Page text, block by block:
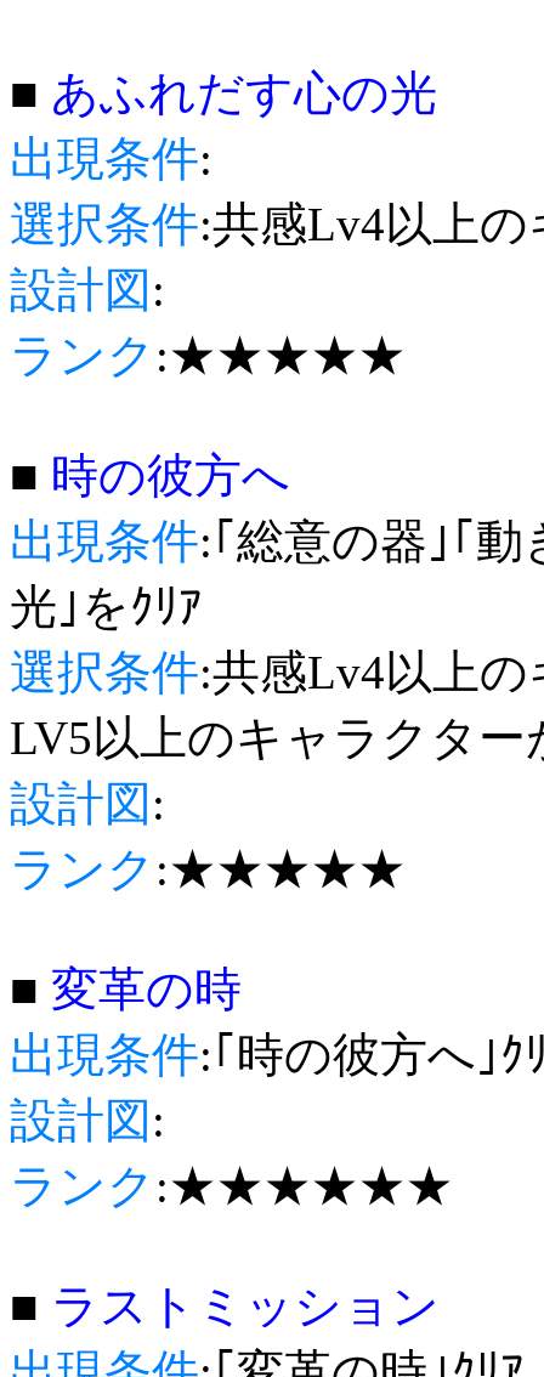
■ あふれだす心の光
出現条件:
選択条件:共感Lv4以上
設計図 :
ランク :★★★★★
■ 時の彼方へ
出現条件:｢総意の器｣｢
光｣をｸﾘｱ
選択条件:共感Lv4以上
LV5以上のキャラクター
設計図 :
ランク :★★★★★
■ 変革の時
出現条件:｢時の彼方へ｣ｸ
設計図 :
ランク :★★★★★★
■ ラストミッション